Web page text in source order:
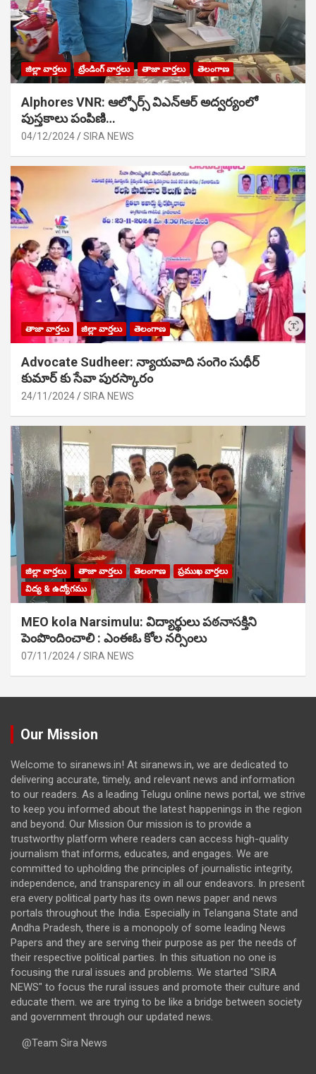
జిల్లా వార్తలు ట్రేండింగ్ వార్తలు తాజా వార్తలు తెలంగాణ
Alphores VNR: ఆల్ఫోర్స్ విఎన్ఆర్ అద్వర్యంలో
పుస్తకాలు పంపిణి…
04/12/2024 SIRA NEWS
తాజా వార్తలు జిల్లా వార్తలు తెలంగాణ
Advocate Sudheer: న్యాయవాది సంగెం సుధీర్
కుమార్ కు సేవా పురస్కారం
24/11/2024 SIRA NEWS
జిల్లా వార్తలు తాజా వార్తలు తెలంగాణ
ప్రముఖ వార్తలు
విద్య & ఉద్యోగము
MEO kola Narsimulu: విద్యార్థులు పఠ‌నాసక్తిని
పెంపొందించాలి : ఎంఈఓ కోల నర్సింలు
07/11/2024 SIRA NEWS
Our Mission
Welcome to siranews.in! At siranews.in, we are dedicated to
delivering accurate, timely, and relevant news and information
to our readers. As a leading Telugu online news portal, we strive
to keep you informed about the latest happenings in the region
and beyond. Our Mission Our mission is to provide a
trustworthy platform where readers can access high-quality
journalism that informs, educates, and engages. We are
committed to upholding the principles of journalistic integrity,
independence, and transparency in all our endeavors. In present
era every political party has its own news paper and news
portals throughout the India. Especially in Telangana State and
Andha Pradesh, there is a monopoly of some leading News
Papers and they are serving their purpose as per the needs of
their respective political parties. In this situation no one is
focusing the rural issues and problems. We started "SIRA
NEWS" to focus the rural issues and promote their culture and
educate them. we are trying to be like a bridge between society
and government through our updated news.
@Team Sira News